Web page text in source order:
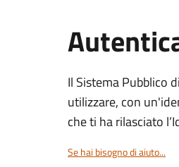
Il Sistema Pubblico
utilizzare, con
che ti ha rilasciato
Se hai bisogno di aiuto...